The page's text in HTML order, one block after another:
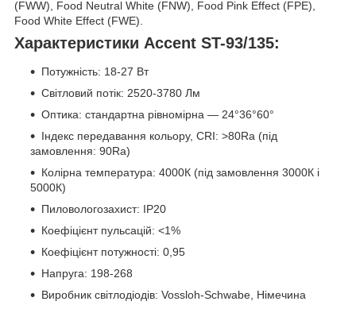
(FWW), Food Neutral White (FNW), Food Pink Effect (FPE),
Food White Effect (FWE).
Характеристики Accent ST-93/135:
Потужність: 18-27 Вт
Світловий потік: 2520-3780 Лм
Оптика: стандартна рівномірна — 24°36°60°
Індекс передавання кольору, CRI: >80Ra (під
замовлення: 90Ra)
Колірна температура: 4000К (під замовлення 3000К і
5000К)
Пиловологозахист: IP20
Коефіцієнт пульсацій: <1%
Коефіцієнт потужності: 0,95
Напруга: 198-268
Виробник світлодіодів: Vossloh-Schwabe, Німечина